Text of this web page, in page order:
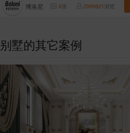
博洛尼 6张 2999821浏览
别墅的其它案例